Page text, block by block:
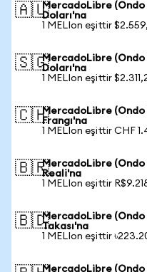
🇦🇺MercadoLibre
Doları'na
1 MELIon eşittir
🇸🇬MercadoLibre (Ondo
Doları'na
1 MELIon eşittir
🇨🇭MercadoLibre
Frangı'na
1 MELIon eşittir CHF
🇧🇷MercadoLibre
Reali'na
1 MELIon eşittir
🇧🇩MercadoLibre (Ondo
Takası'na
1 MELIon eşittir
MercadoLibre